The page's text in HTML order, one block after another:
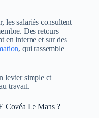
les salariés consultent
Des retours
en interne et sur des
, qui rassemble
levier simple et
travail.
Covéa Le Mans ?